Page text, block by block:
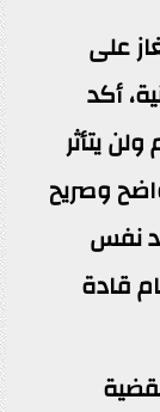
على
أكد
يتأثر
وصريح
نفس
قادة